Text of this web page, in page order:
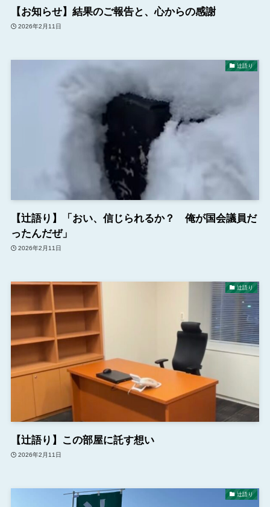
【お知らせ】結果のご報告と、心からの感謝
2026年2月11日
辻語り
【辻語り】「おい、信じられるか？ 俺が国会議員だ
ったんだぜ」
2026年2月11日
辻語り
【辻語り】この部屋に託す想い
2026年2月11日
辻語り